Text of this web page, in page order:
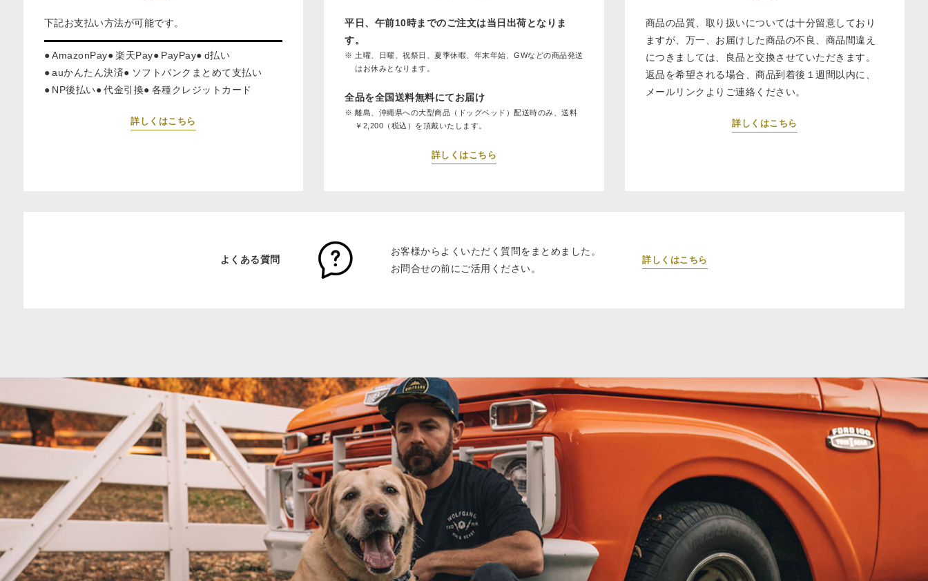
下記お支払い方法が可能です。
AmazonPay 楽天Pay PayPay
d払い
auかんたん決済
ソフトバンクまとめて支払い
NP後払い
代金引換 各種クレジットカード
詳しくはこちら
平日、午前10時までのご注文は当日出荷となりま
す。
土曜、日曜、祝祭日、夏季休暇、年末年始、GWなどの商品発送
はお休みとなります。
全品を全国送料無料にてお届け
離島、沖縄県への大型商品（ドッグベッド）配送時のみ、送料
￥2,200（税込）を頂戴いたします。
詳しくはこちら
商品の品質、取り扱いについては十分留意しており
ますが、万一、お届けした商品の不良、商品間違え
につきましては、良品と交換させていただきます。
返品を希望される場合、商品到着後１週間以内に、
メールリンクよりご連絡ください。
詳しくはこちら
よくある質問
お客様からよくいただく質問をまとめました。
お問合せの前にご活用ください。
詳しくはこちら